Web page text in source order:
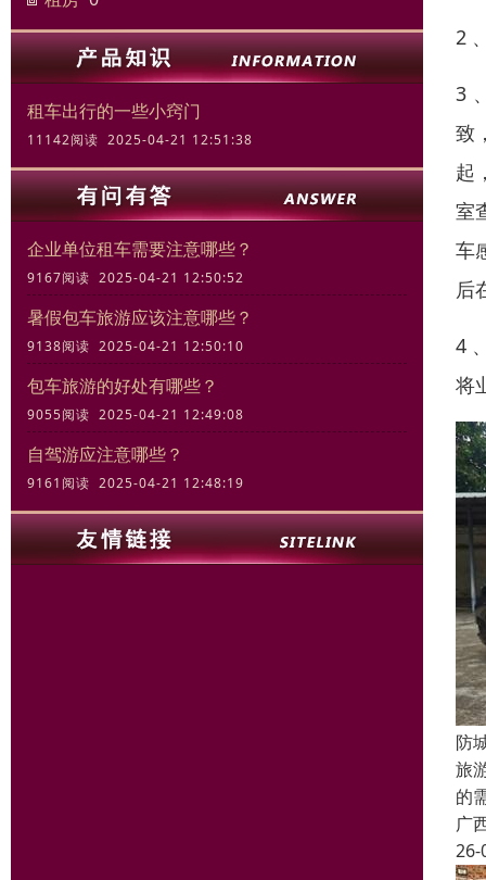
租车出行的一些小窍门
11142阅读 2025-04-21 12:51:38
企业单位租车需要注意哪些？
9167阅读 2025-04-21 12:50:52
暑假包车旅游应该注意哪些？
9138阅读 2025-04-21 12:50:10
包车旅游的好处有哪些？
9055阅读 2025-04-21 12:49:08
自驾游应注意哪些？
9161阅读 2025-04-21 12:48:19
2
3
致
起
室
车
后
4
将
防
旅
的
广
26-